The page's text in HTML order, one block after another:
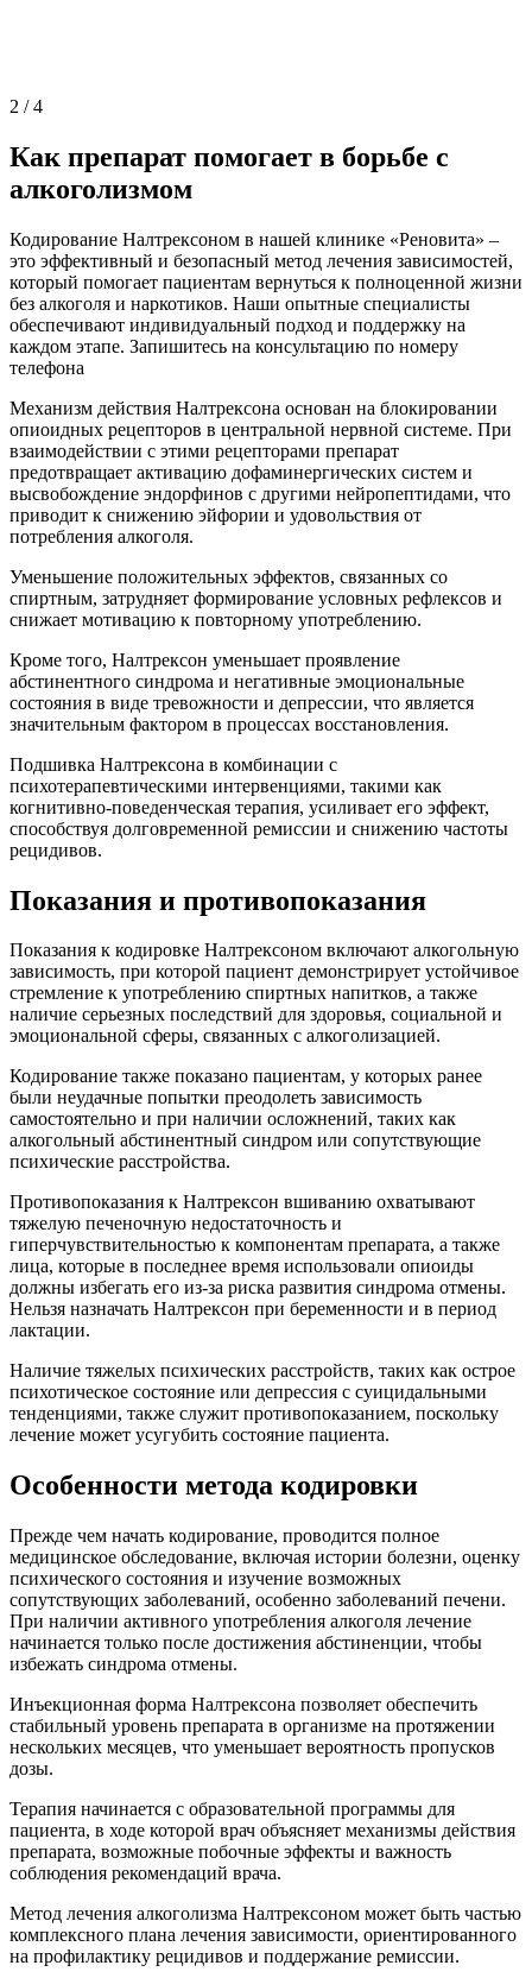
2 /4
Как препарат помогает в борьбе с
алкоголизмом
Кодирование Налтрексоном в нашей клинике «Реновита» –
это эффективный и безопасный метод лечения зависимостей,
который помогает пациентам вернуться к полноценной жизни
без алкоголя и наркотиков. Наши опытные специалисты
обеспечивают индивидуальный подход и поддержку на
каждом этапе. Запишитесь на консультацию по номеру
телефона
Механизм действия Налтрексона основан на блокировании
опиоидных рецепторов в центральной нервной системе. При
взаимодействии с этими рецепторами препарат
предотвращает активацию дофаминергических систем и
высвобождение эндорфинов с другими нейропептидами, что
приводит к снижению эйфории и удовольствия от
потребления алкоголя.
Уменьшение положительных эффектов, связанных со
спиртным, затрудняет формирование условных рефлексов и
снижает мотивацию к повторному употреблению.
Кроме того, Налтрексон уменьшает проявление
абстинентного синдрома и негативные эмоциональные
состояния в виде тревожности и депрессии, что является
значительным фактором в процессах восстановления.
Подшивка Налтрексона в комбинации с
психотерапевтическими интервенциями, такими как
когнитивно-поведенческая терапия, усиливает его эффект,
способствуя долговременной ремиссии и снижению частоты
рецидивов.
Показания и противопоказания
Показания к кодировке Налтрексоном включают алкогольную
зависимость, при которой пациент демонстрирует устойчивое
стремление к употреблению спиртных напитков, а также
наличие серьезных последствий для здоровья, социальной и
эмоциональной сферы, связанных с алкоголизацией.
Кодирование также показано пациентам, у которых ранее
были неудачные попытки преодолеть зависимость
самостоятельно и при наличии осложнений, таких как
алкогольный абстинентный синдром или сопутствующие
психические расстройства.
Противопоказания к Налтрексон вшиванию охватывают
тяжелую печеночную недостаточность и
гиперчувствительностью к компонентам препарата, а также
лица, которые в последнее время использовали опиоиды
должны избегать его из-за риска развития синдрома отмены.
Нельзя назначать Налтрексон при беременности и в период
лактации.
Наличие тяжелых психических расстройств, таких как острое
психотическое состояние или депрессия с суицидальными
тенденциями, также служит противопоказанием, поскольку
лечение может усугубить состояние пациента.
Особенности метода кодировки
Прежде чем начать кодирование, проводится полное
медицинское обследование, включая истории болезни, оценку
психического состояния и изучение возможных
сопутствующих заболеваний, особенно заболеваний печени.
При наличии активного употребления алкоголя лечение
начинается только после достижения абстиненции, чтобы
избежать синдрома отмены.
Инъекционная форма Налтрексона позволяет обеспечить
стабильный уровень препарата в организме на протяжении
нескольких месяцев, что уменьшает вероятность пропусков
дозы.
Терапия начинается с образовательной программы для
пациента, в ходе которой врач объясняет механизмы действия
препарата, возможные побочные эффекты и важность
соблюдения рекомендаций врача.
Метод лечения алкоголизма Налтрексоном может быть частью
комплексного плана лечения зависимости, ориентированного
на профилактику рецидивов и поддержание ремиссии.